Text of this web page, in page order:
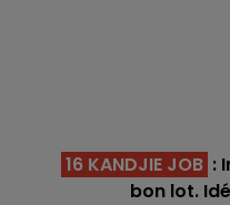
RDL &
16 KANDJIE JOB :
bon lot.